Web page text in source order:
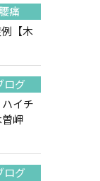
腰痛
【木
ログ
イチ
岬
ログ